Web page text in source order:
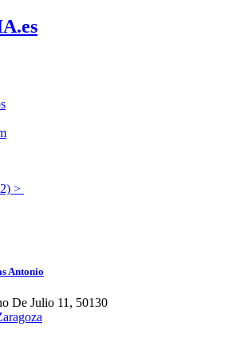
.es
>
Antonio
De Julio 11, 50130